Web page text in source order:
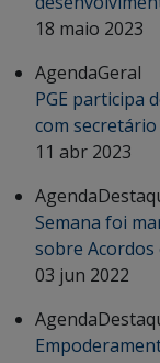
18 maio 2023
AgendaGeral
PGE participa
com secretário
11 abr 2023
Agenda
Semana foi
sobre
03 jun 2022
Agenda